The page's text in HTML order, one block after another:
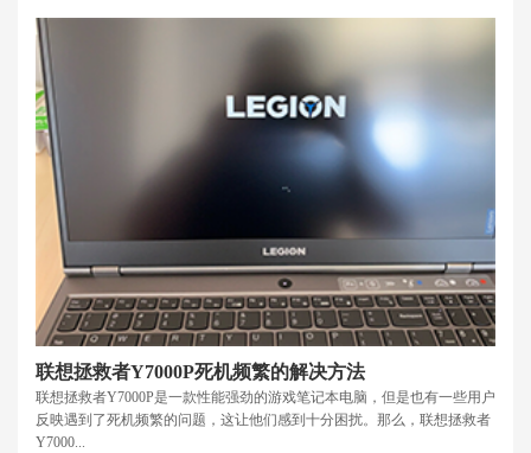
联想拯救者Y7000P死机频繁的解决方法
联想拯救者Y7000P是一款性能强劲的游戏笔记本电脑，但是也有一些用户
反映遇到了死机频繁的问题，这让他们感到十分困扰。那么，联想拯救者
Y7000...